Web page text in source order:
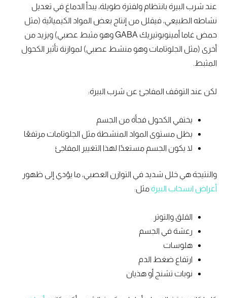
عند شرب البيرة بانتظام ولفترة طويلة، يبدأ الدماغ في تعديل
نشاطه الطبيعي، فيقلل من إنتاج بعض المواد الكيميائية (مثل
حمض غاما أمينوبوتيريك GABA وهو مثبط عصبي) ويزيد من
أخرى (مثل الجلوتامات وهو منشط عصبي) لموازنة تأثير الكحول
المثبط.
لكن عند التوقف المفاجئ عن شرب البيرة:
يختفي الكحول فجأة من الجسم
يظل مستوى المواد المنشطة مثل الجلوتامات مرتفعًا
لا يكون الجسم مستعدًا لهذا التغيير المفاجئ
والنتيجة هي خلل شديد في التوازن العصبي، ما يؤدي إلى ظهور
أعراض انسحاب البيرةمثل:
القلق والتوتر
رعشة في الجسم
هلوسات
ارتفاع ضغط الدم
نوبات تشنج أو هذيان